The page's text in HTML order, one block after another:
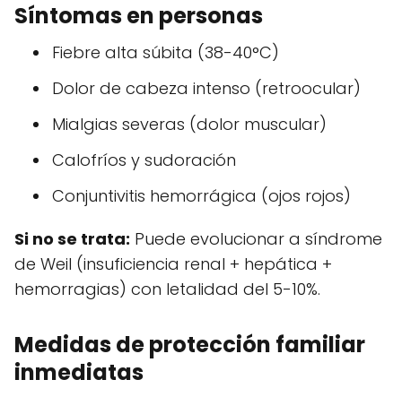
Síntomas en personas
Fiebre alta súbita (38-40°C)
Dolor de cabeza intenso (retroocular)
Mialgias severas (dolor muscular)
Calofríos y sudoración
Conjuntivitis hemorrágica (ojos rojos)
Si no se trata: Puede evolucionar a síndrome
de Weil (insuficiencia renal + hepática +
hemorragias) con letalidad del 5-10%.
Medidas de protección familiar
inmediatas